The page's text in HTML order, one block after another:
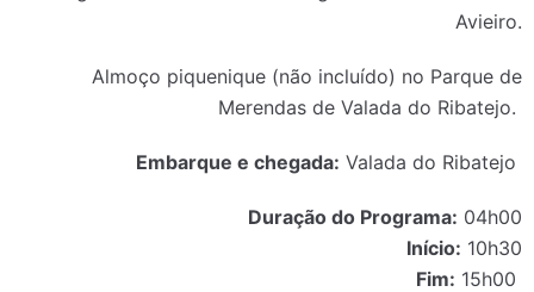
Avieiro.
Almoço piquenique (não incluído) no Parque de
Merendas de Valada do Ribatejo.
Embarque e chegada: Valada do Ribatejo
Duração do Programa: 04h00
Início: 10h30
Fim: 15h00